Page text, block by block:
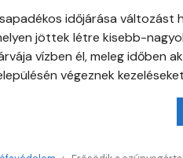
időjárása változást
jöttek létre kisebb-
vízben él, meleg időben
végeznek